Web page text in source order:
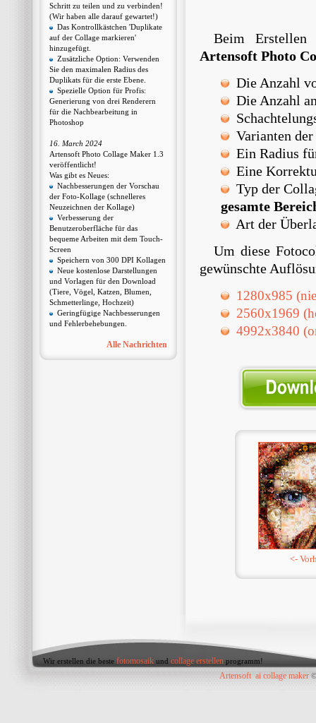
Schritt zu teilen und zu verbinden!
(Wir haben alle darauf gewartet!)
Das Kontrollkästchen 'Duplikate
auf der Collage markieren'
hinzugefügt.
Zusätzliche Option: Verwenden
Sie den maximalen Radius des
Duplikats für die erste Ebene.
Spezielle Option für Profis:
Generierung von drei Renderern
für die Nachbearbeitung in
Photoshop
16. March 2024
Artensoft Photo Collage Maker 1.3
veröffentlicht!
Was gibt es Neues:
Nachbesserungen der Vorschau
der Foto-Kollage (schnelleres
Neuzeichnen der Kollage)
Verbesserung der
Benutzeroberfläche für das
bequeme Arbeiten mit dem Touch-
Screen
Speichern von 300 DPI Kollagen
Neue kostenlose Darstellungen
und Vorlagen für den Download
(Tiere, Vögel, Katzen, Blumen,
Schmetterlinge, Hochzeit)
Geringfügige Nachbesserungen
und Fehlerbehebungen.
Alle Nachrichten
Beim Erstellen
Artensoft Photo
Die Anzahl
Die Anzahl
Varianten
Ein Radius
Eine
Typ der
gesamte
Art der
Um diese
gewünschte
1280х985
2560х1969
4992x3840
<-
Wir erstellen die beste fotomosaik und collage erstellen programm!
Artensoft ai collage maker